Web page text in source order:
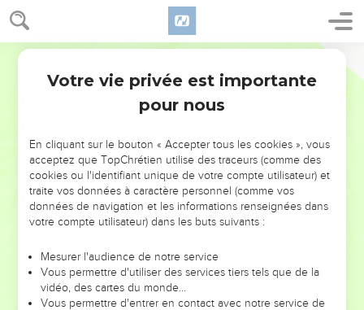
NE MANQUEZ PAS L’ÉVÉNEMENT
DE L’ANNÉE !
ET SI LEURS ERREURS POUVAIENT VOUS ÉVITER LES
VOTRES ?
leur foi ou leur vision. Mais on voit moins les doutes, les erreurs
et les saisons difficiles qu'ils ont traversés, alors même que ce
sont elles qui les ont façonnés.
Votre vie privée est importante
pour nous
En cliquant sur le bouton « Accepter tous les cookies », vous
acceptez que TopChrétien utilise des traceurs (comme des
cookies ou l'identifiant unique de votre compte utilisateur) et
traite vos données à caractère personnel (comme vos
données de navigation et les informations renseignées dans
votre compte utilisateur) dans les buts suivants :
Mesurer l'audience de notre service
Vous permettre d'utiliser des services tiers tels que de la
vidéo, des cartes du monde…
Vous permettre d'entrer en contact avec notre service de